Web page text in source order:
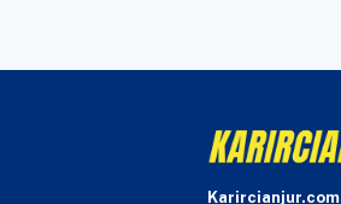
Karircianjur.com